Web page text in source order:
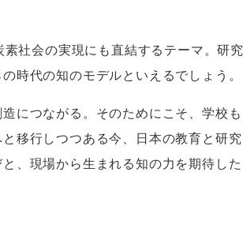
社会の実現にも直結するテーマ。研究
時代の知のモデルといえるでしょう。
につながる。そのためにこそ、学校も
移行しつつある今、日本の教育と研究
、現場から生まれる知の力を期待した